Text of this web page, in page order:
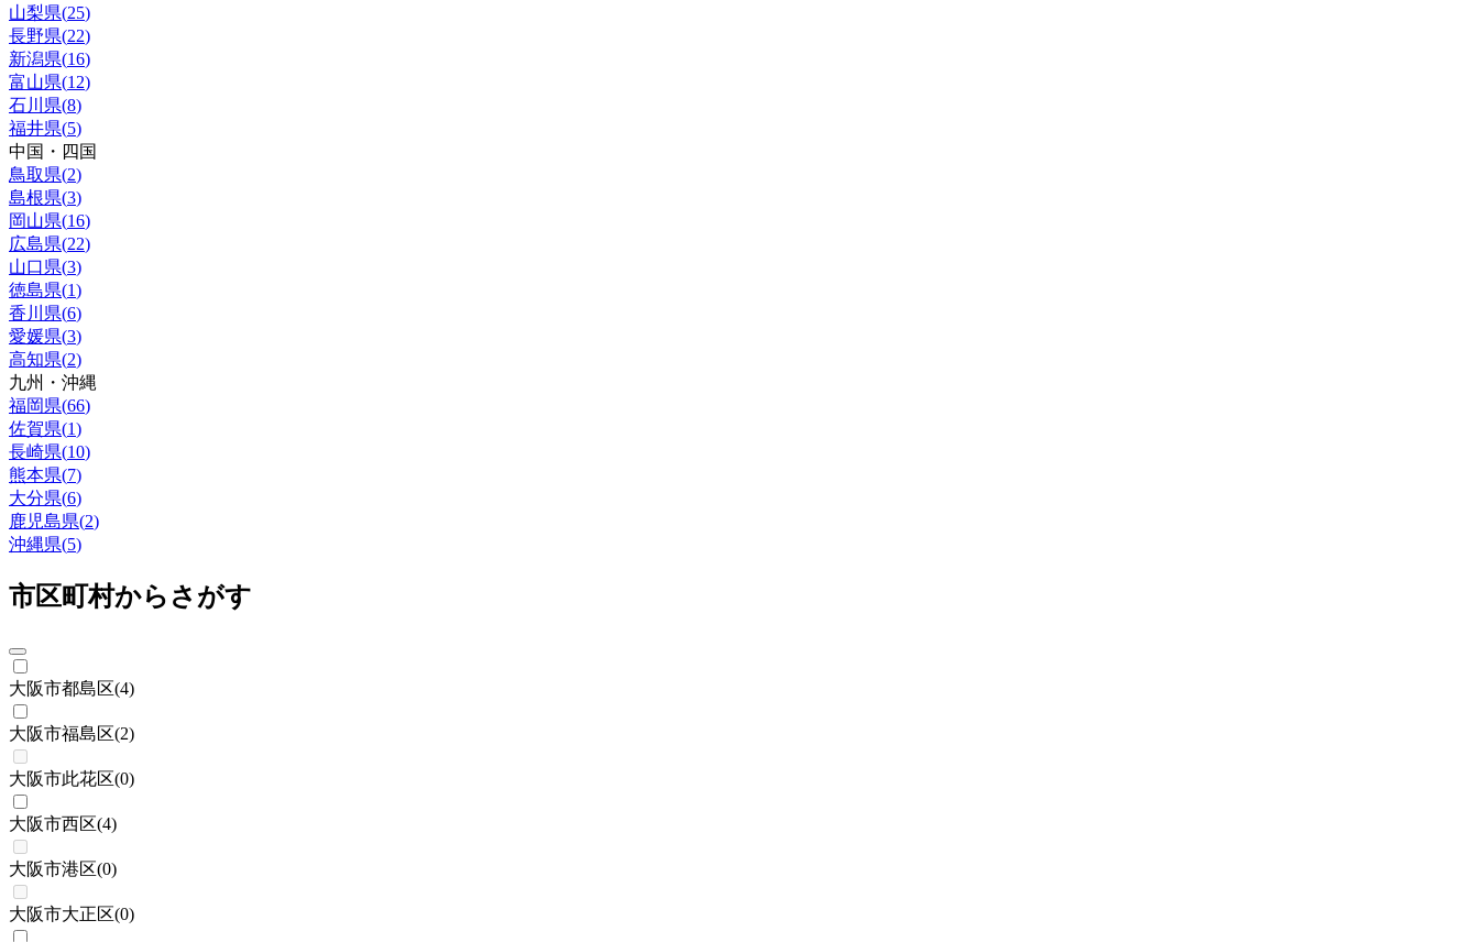
山梨県(25)
長野県(22)
新潟県(16)
富山県(12)
石川県(8)
福井県(5)
中国・四国
鳥取県(2)
島根県(3)
岡山県(16)
広島県(22)
山口県(3)
徳島県(1)
香川県(6)
愛媛県(3)
高知県(2)
九州・沖縄
福岡県(66)
佐賀県(1)
長崎県(10)
熊本県(7)
大分県(6)
鹿児島県(2)
沖縄県(5)
市区町村からさがす
大阪市都島区(4)
大阪市福島区(2)
大阪市此花区(0)
大阪市西区(4)
大阪市港区(0)
大阪市大正区(0)